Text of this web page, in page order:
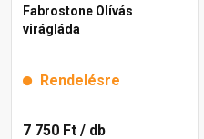
Fabrostone Olívás
virágláda
Rendelésre
7 750 Ft / db